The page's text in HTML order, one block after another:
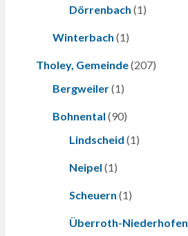
Dörrenbach (1)
Winterbach (1)
Tholey, Gemeinde(207)
Bergweiler(1)
Bohnental (90)
Lindscheid (1)
Neipel (1)
Scheuern (1)
Überroth-Niederhofen